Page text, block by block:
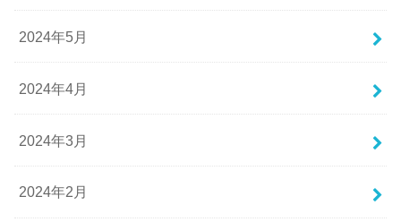
2024年5月
2024年4月
2024年3月
2024年2月